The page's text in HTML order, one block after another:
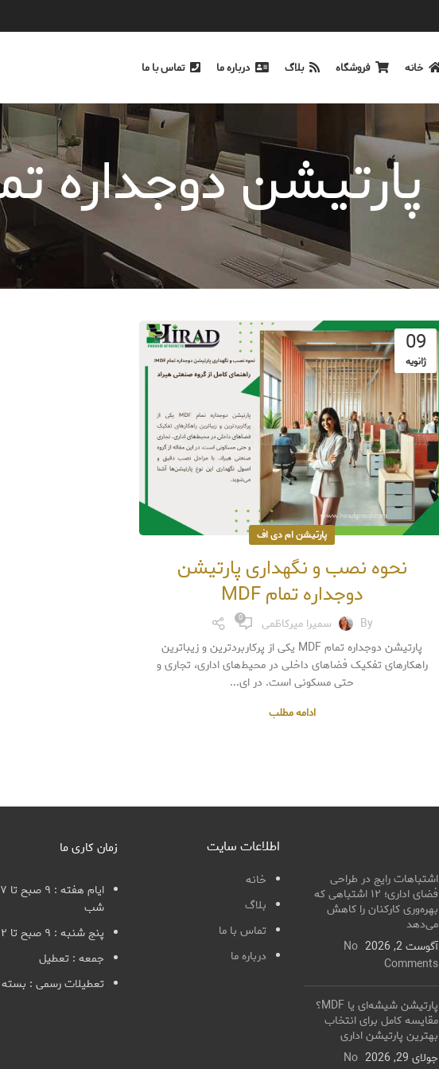
خانه فروشگاه بلاگ درباره ما تماس با ما
09
ژانویه
پارتیشن ام دی اف
نحوه نصب و نگهداری پارتیشن
دوجداره تمام MDF
By سمیرا میرکاظمی 0
پارتیشن دوجداره تمام MDF یکی از پرکاربردترین و زیباترین
راهکارهای تفکیک فضاهای داخلی در محیط‌های اداری، تجاری و
حتی مسکونی است. در ای...
ادامه مطلب
اشتباهات رایج در طراحی
فضای اداری؛ ۱۲ اشتباهی که
بهره‌وری کارکنان را کاهش
می‌دهد
آگوست 2, 2026
No
Comments
پارتیشن شیشه‌ای یا MDF؟
مقایسه کامل برای انتخاب
بهترین پارتیشن اداری
جولای 29, 2026
No
اطلاعات سایت
خانه
بلاگ
تماس با ما
درباره ما
زمان کاری ما
ایام هفته : ۹ صبح تا ۷
شب
پنج شنبه : ۹ صبح تا ۲ ظهر
جمعه : تعطیل
تعطیلات رسمی : بسته